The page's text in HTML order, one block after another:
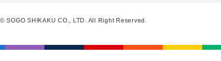
© SOGO SHIKAKU CO., LTD. All Right Reserved.